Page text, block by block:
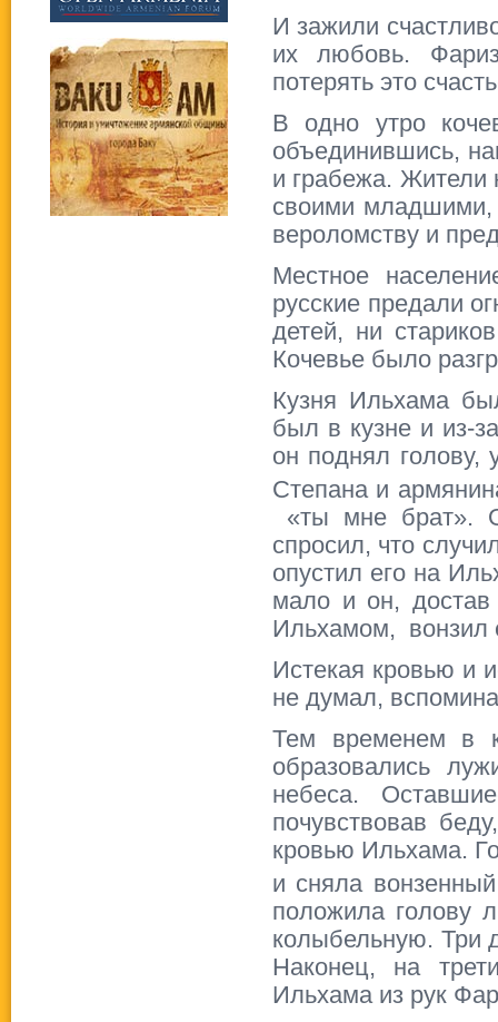
И зажили
их любовь.
потерять это
В одно утро
объединившись,
и грабежа. Жители
своими младшими,
вероломству и
Местное
русские предали
детей, ни
Кочевье было
Кузня Ильхама
был в кузне и из-
он поднял голову,
Степана и
«ты мне брат».
спросил, что
опустил его на
мало и он, достав
Ильхамом, вонзил
Истекая кровью и
не думал,
Тем временем в
образовались
небеса.
почувствовав
кровью Ильхама.
и сняла
положила голову
колыбельную. Три
Наконец, на
Ильхама из рук